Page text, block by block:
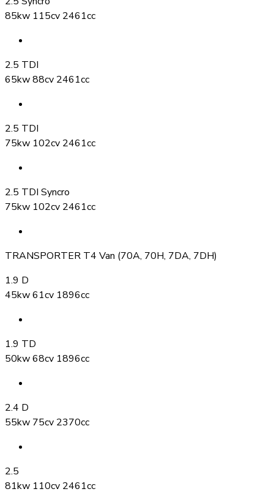
85kw 115cv 2461cc
2.5 TDI
65kw 88cv 2461cc
2.5 TDI
75kw 102cv 2461cc
2.5 TDI Syncro
75kw 102cv 2461cc
TRANSPORTER T4 Van (70A, 70H, 7DA, 7DH)
1.9 D
45kw 61cv 1896cc
1.9 TD
50kw 68cv 1896cc
2.4 D
55kw 75cv 2370cc
2.5
81kw 110cv 2461cc